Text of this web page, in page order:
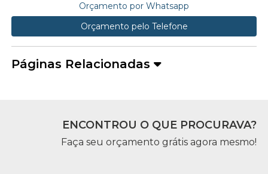
Orçamento por Whatsapp
Orçamento pelo Telefone
Páginas Relacionadas
ENCONTROU O QUE PROCURAVA?
Faça seu orçamento grátis agora mesmo!